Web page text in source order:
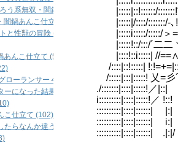
|:::::|::!::::::/
|:::::|/::::/:::::::/-､
|:::::i:::::/:::::/＞=
|:::::!::/:::/´二二
|::::!::i:::::| //==∧
/::::|::!:::::|
/:::::|:::|:::::! 乂=
./
う系無双・闇鍋あんこ仕立て (118)
闇鍋あんこ仕立て (145)
と性獣の冒険 (153)
あんこ仕立て (53)
ローランサー４ (110)
になった結果脳筋共に振り回されて副官共々滅茶
こ仕立て (102)
たらなんか違うものになったもの (60)